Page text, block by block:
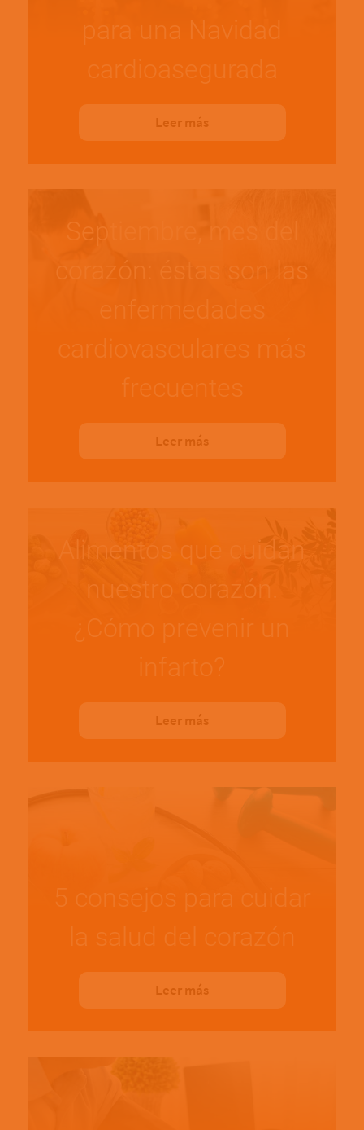
para una Navidad
cardioasegurada
Leer más
Septiembre, mes del
corazón: éstas son las
enfermedades
cardiovasculares más
frecuentes
Leer más
Alimentos que cuidan
nuestro corazón.
¿Cómo prevenir un
infarto?
Leer más
5 consejos para cuidar
la salud del corazón
Leer más